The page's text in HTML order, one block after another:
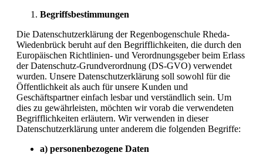
Begriffsbestimmungen
Die Datenschutzerklärung der Regenbogenschule Rheda-
Wiedenbrück beruht auf den Begrifflichkeiten, die durch den
Europäischen Richtlinien- und Verordnungsgeber beim Erlass
der Datenschutz-Grundverordnung (DS-GVO) verwendet
wurden. Unsere Datenschutzerklärung soll sowohl für die
Öffentlichkeit als auch für unsere Kunden und
Geschäftspartner einfach lesbar und verständlich sein. Um
dies zu gewährleisten, möchten wir vorab die verwendeten
Begrifflichkeiten erläutern. Wir verwenden in dieser
Datenschutzerklärung unter anderem die folgenden Begriffe:
a) personenbezogene Daten